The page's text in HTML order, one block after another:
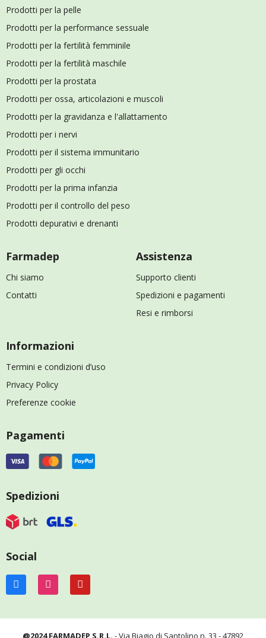
Prodotti per la pelle
Prodotti per la performance sessuale
Prodotti per la fertilità femminile
Prodotti per la fertilità maschile
Prodotti per la prostata
Prodotti per ossa, articolazioni e muscoli
Prodotti per la gravidanza e l'allattamento
Prodotti per i nervi
Prodotti per il sistema immunitario
Prodotti per gli occhi
Prodotti per la prima infanzia
Prodotti per il controllo del peso
Prodotti depurativi e drenanti
Farmadep
Chi siamo
Contatti
Assistenza
Supporto clienti
Spedizioni e pagamenti
Resi e rimborsi
Informazioni
Termini e condizioni d’uso
Privacy Policy
Preferenze cookie
Pagamenti
Spedizioni
Social
@2024 FARMADEP S.R.L. - Via Biagio di Santolino n. 33 - 47892